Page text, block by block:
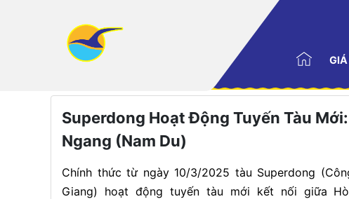
GIÁ
Superdong Hoạt Động Tuyến Tàu
Ngang (Nam Du)
Chính thức từ ngày 10/3/2025 tàu Superdong
Giang) hoạt động tuyến tàu mới kết nối giữa